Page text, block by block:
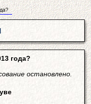
года?
остановлено.